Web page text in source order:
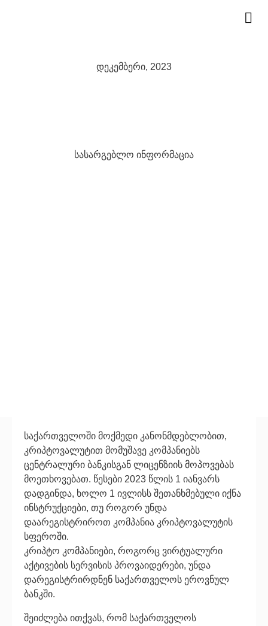
დეკემბერი, 2023
სასარგებლო ინფორმაცია
საქართველოში მოქმედი კანონმდებლობით,
კრიპტოვალუტით მომუშავე კომპანიებს
ცენტრალური ბანკისგან ლიცენზიის მოპოვებას
მოეთხოვებათ. წესები 2023 წლის 1 იანვარს
დადგინდა, ხოლო 1 ივლისს შეთანხმებული იქნა
ინსტრუქციები, თუ როგორ უნდა
დაარეგისტრიროთ კომპანია კრიპტოვალუტის
სფეროში.
კრიპტო კომპანიები, როგორც ვირტუალური
აქტივების სერვისის პროვაიდერები, უნდა
დარეგისტრირდნენ საქართველოს ეროვნულ
ბანკში.
შეიძლება ითქვას, რომ საქართველოს